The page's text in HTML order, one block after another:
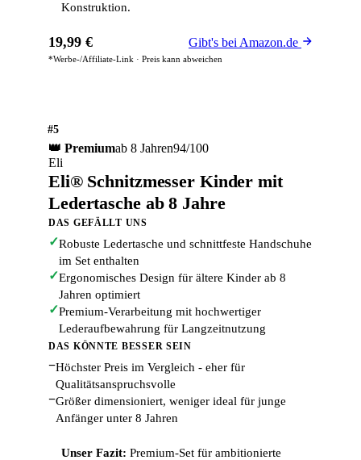
Konstruktion.
19,99 € Gibt's bei Amazon.de
*Werbe-/Affiliate-Link · Preis kann abweichen
#5
👑 Premiumab 8 Jahren94/100
Eli
Eli® Schnitzmesser Kinder mit
Ledertasche ab 8 Jahre
DAS GEFÄLLT UNS
✓Robuste Ledertasche und schnittfeste Handschuhe
im Set enthalten
✓Ergonomisches Design für ältere Kinder ab 8
Jahren optimiert
✓Premium-Verarbeitung mit hochwertiger
Lederaufbewahrung für Langzeitnutzung
DAS KÖNNTE BESSER SEIN
−Höchster Preis im Vergleich - eher für
Qualitätsanspruchsvolle
−Größer dimensioniert, weniger ideal für junge
Anfänger unter 8 Jahren
Unser Fazit: Premium-Set für ambitionierte